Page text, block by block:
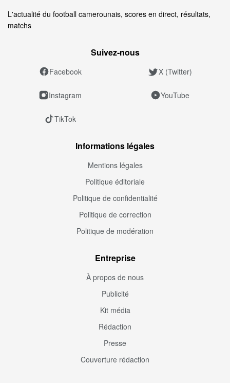
L'actualité du football camerounais, scores en direct, résultats,
matchs
Suivez‑nous
Facebook X (Twitter)
Instagram YouTube
TikTok
Informations légales
Mentions légales
Politique éditoriale
Politique de confidentialité
Politique de correction
Politique de modération
Entreprise
À propos de nous
Publicité
Kit média
Rédaction
Presse
Couverture rédaction